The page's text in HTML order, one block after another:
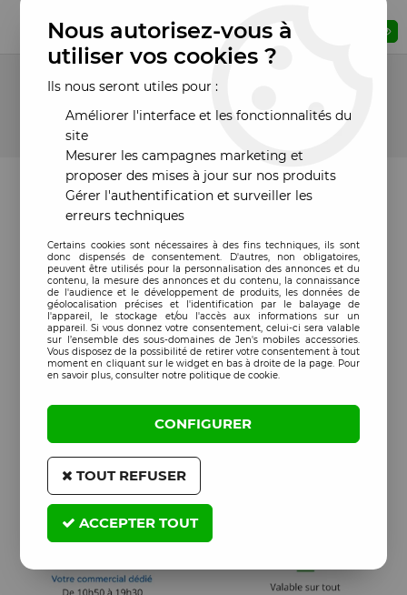
Prix : Veuillez vous connecter
11 articles sur 11
Nous autorisez-vous à
utiliser vos cookies ?
Ils nous seront utiles pour :
Améliorer l'interface et les fonctionnalités du
site
Mesurer les campagnes marketing et
proposer des mises à jour sur nos produits
Gérer l'authentification et surveiller les
erreurs techniques
Certains cookies sont nécessaires à des fins techniques, ils sont
donc dispensés de consentement. D'autres, non obligatoires,
peuvent être utilisés pour la personnalisation des annonces et du
contenu, la mesure des annonces et du contenu, la connaissance
de l'audience et le développement de produits, les données de
géolocalisation précises et l'identification par le balayage de
l'appareil, le stockage et/ou l'accès aux informations sur un
appareil. Si vous donnez votre consentement, celui-ci sera valable
sur l’ensemble des sous-domaines de Jen's mobiles accessories.
Vous disposez de la possibilité de retirer votre consentement à tout
moment en cliquant sur le widget en bas à droite de la page. Pour
en savoir plus, consulter notre politique de cookie.
CONFIGURER
TOUT REFUSER
ACCEPTER TOUT